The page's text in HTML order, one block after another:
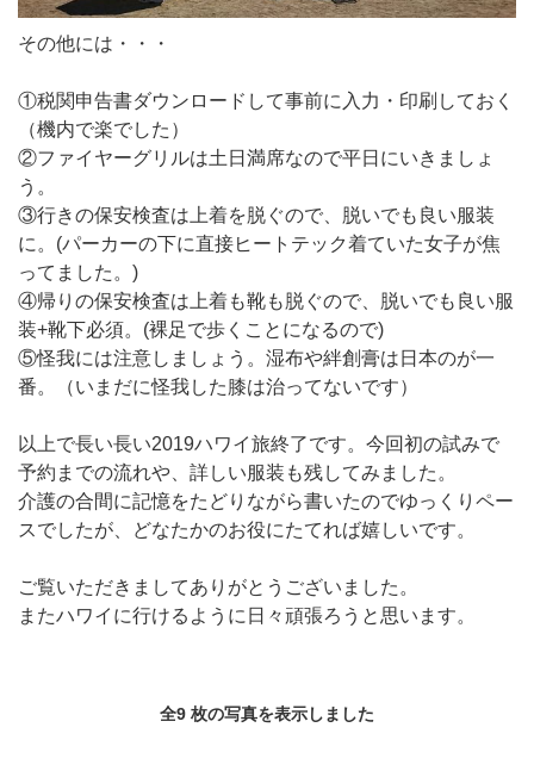
その他には・・・
①税関申告書ダウンロードして事前に入力・印刷しておく
（機内で楽でした）
②ファイヤーグリルは土日満席なので平日にいきましょ
う。
③行きの保安検査は上着を脱ぐので、脱いでも良い服装
に。(パーカーの下に直接ヒートテック着ていた女子が焦
ってました。)
④帰りの保安検査は上着も靴も脱ぐので、脱いでも良い服
装+靴下必須。(裸足で歩くことになるので)
⑤怪我には注意しましょう。湿布や絆創膏は日本のが一
番。（いまだに怪我した膝は治ってないです）
以上で長い長い2019ハワイ旅終了です。今回初の試みで
予約までの流れや、詳しい服装も残してみました。
介護の合間に記憶をたどりながら書いたのでゆっくりペー
スでしたが、どなたかのお役にたてれば嬉しいです。
ご覧いただきましてありがとうございました。
またハワイに行けるように日々頑張ろうと思います。
全9 枚の写真を表示しました